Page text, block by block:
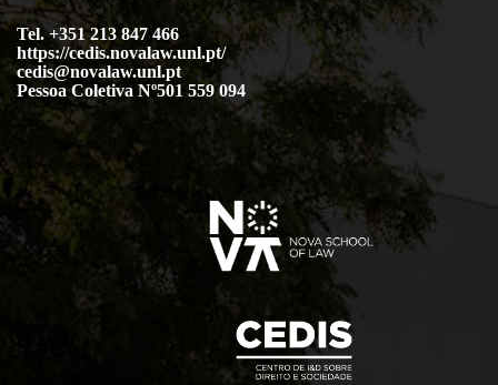
Tel. +351 213 847 466
https://cedis.novalaw.unl.pt/
cedis@novalaw.unl.pt
Pessoa Coletiva Nº501 559 094